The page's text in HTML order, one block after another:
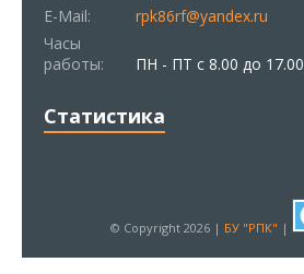
E-Mail:
rpk86rf@yandex.ru
Часы
работы:
ПН - ПТ с 8.00 до 17.00
Статистика
© Copyright 2026 | БУ "РПК" |